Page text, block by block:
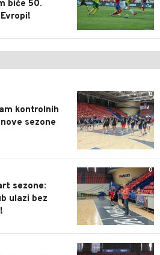
biće 50.
0
kontrolnih
sezone
0
sezone:
ulazi bez
0